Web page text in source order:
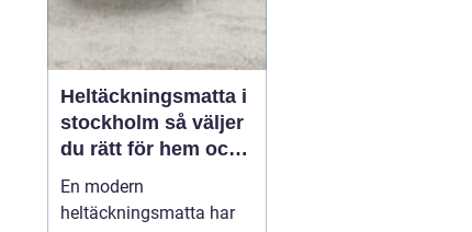
Heltäckningsmatta i
stockholm så väljer
du rätt för hem och
kontor
En modern
heltäckningsmatta har